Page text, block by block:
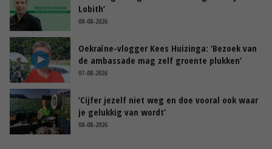
Lobith’
08-08-2026
Oekraïne-vlogger Kees Huizinga: ‘Bezoek van
de ambassade mag zelf groente plukken’
07-08-2026
‘Cijfer jezelf niet weg en doe vooral ook waar
je gelukkig van wordt’
08-08-2026